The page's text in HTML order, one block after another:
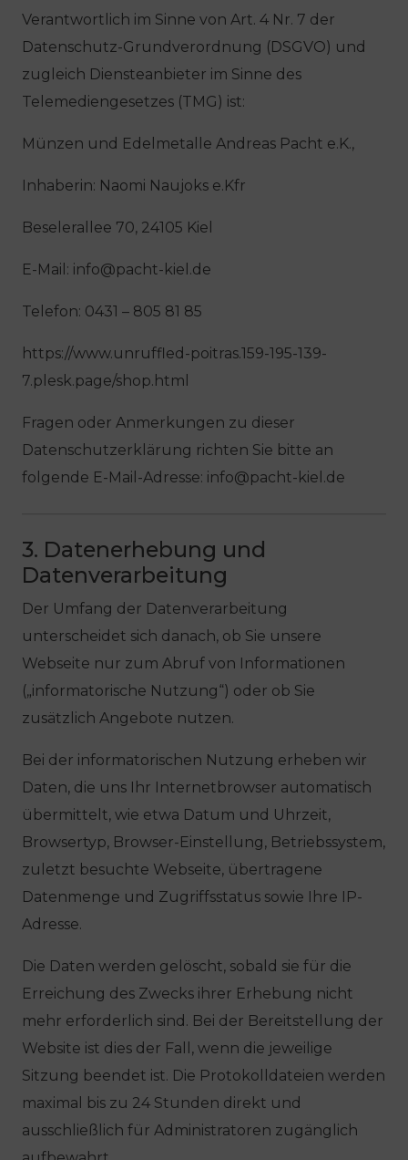
Verantwortlich im Sinne von Art. 4 Nr. 7 der
Datenschutz-Grundverordnung (DSGVO) und
zugleich Diensteanbieter im Sinne des
Telemediengesetzes (TMG) ist:
Münzen und Edelmetalle Andreas Pacht e.K.,
Inhaberin: Naomi Naujoks e.Kfr
Beselerallee 70, 24105 Kiel
E-Mail: info@pacht-kiel.de
Telefon: 0431 – 805 81 85
https://www.unruffled-poitras.159-195-139-
7.plesk.page/shop.html
Fragen oder Anmerkungen zu dieser
Datenschutzerklärung richten Sie bitte an
folgende E-Mail-Adresse: info@pacht-kiel.de
3. Datenerhebung und
Datenverarbeitung
Der Umfang der Datenverarbeitung
unterscheidet sich danach, ob Sie unsere
Webseite nur zum Abruf von Informationen
(„informatorische Nutzung“) oder ob Sie
zusätzlich Angebote nutzen.
Bei der informatorischen Nutzung erheben wir
Daten, die uns Ihr Internetbrowser automatisch
übermittelt, wie etwa Datum und Uhrzeit,
Browsertyp, Browser-Einstellung, Betriebssystem,
zuletzt besuchte Webseite, übertragene
Datenmenge und Zugriffsstatus sowie Ihre IP-
Adresse.
Die Daten werden gelöscht, sobald sie für die
Erreichung des Zwecks ihrer Erhebung nicht
mehr erforderlich sind. Bei der Bereitstellung der
Website ist dies der Fall, wenn die jeweilige
Sitzung beendet ist. Die Protokolldateien werden
maximal bis zu 24 Stunden direkt und
ausschließlich für Administratoren zugänglich